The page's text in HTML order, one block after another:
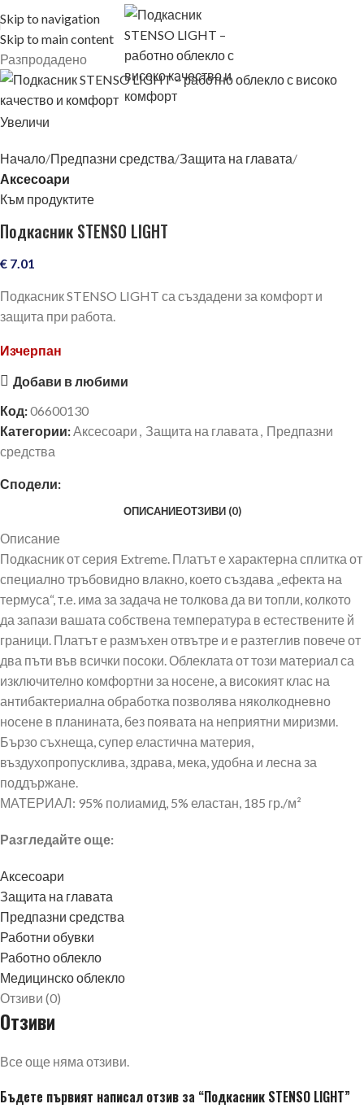
Skip to navigation
Skip to main content
Разпродадено
Увеличи
Начало Предпазни средства Защита на главата
Аксесоари
Към продуктите
Подкасник STENSO LIGHT
€ 7.01
Подкасник STENSO LIGHT са създадени за комфорт и
защита при работа.
Изчерпан
Добави в любими
Код:06600130
Категории:Аксесоари , Защита на главата , Предпазни
средства
Сподели:
ОПИСАНИЕОТЗИВИ (0)
Описание
Подкасник от серия Extreme. Платът е характерна сплитка от
специално тръбовидно влакно, което създава „ефекта на
термуса“, т.е. има за задача не толкова да ви топли, колкото
да запази вашата собствена температура в естествените й
граници. Платът е размъхен отвътре и е разтеглив повече от
два пъти във всички посоки. Облеклата от този материал са
изключително комфортни за носене, а високият клас на
антибактериална обработка позволява няколкодневно
носене в планината, без появата на неприятни миризми.
Бързо съхнеща, супер еластична материя,
въздухопропусклива, здрава, мека, удобна и лесна за
поддържане.
МАТЕРИАЛ: 95% полиамид, 5% еластан, 185 гр./м²
Разгледайте още:
Аксесоари
Защита на главата
Предпазни средства
Работни обувки
Работно облекло
Медицинско облекло
Отзиви (0)
Отзиви
Все още няма отзиви.
Бъдете първият написал отзив за “Подкасник STENSO LIGHT”